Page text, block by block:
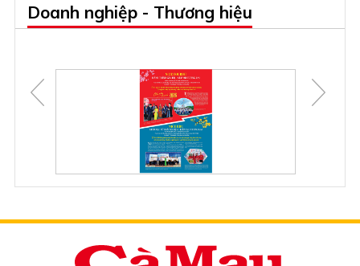
Doanh nghiệp - Thương hiệu